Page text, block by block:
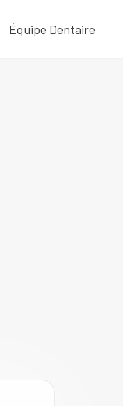
Équipe Dentaire